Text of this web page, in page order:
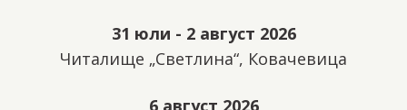
31 юли - 2 август 2026
Читалище „Светлина“, Ковачевица
6 август 2026